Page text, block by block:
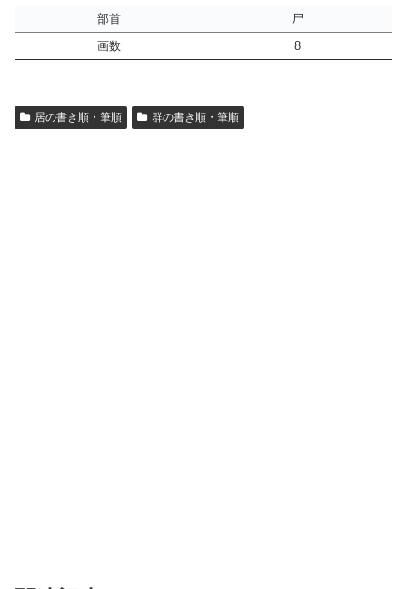
部首
尸
画数
8
居の書き順・筆順 群の書き順・筆順